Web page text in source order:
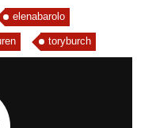
elenabarolo
toryburch